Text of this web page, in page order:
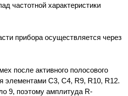
частотной характеристики
прибора осуществляется через
после активного полосового
элементами С3, С4, R9, R10, R12.
9, поэтому амплитуда R-